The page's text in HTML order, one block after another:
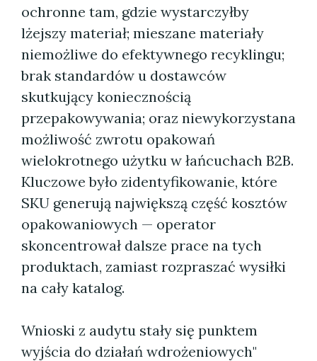
ochronne tam, gdzie wystarczyłby
lżejszy materiał; mieszane materiały
niemożliwe do efektywnego recyklingu;
brak standardów u dostawców
skutkujący koniecznością
przepakowywania; oraz niewykorzystana
możliwość zwrotu opakowań
wielokrotnego użytku w łańcuchach B2B.
Kluczowe było zidentyfikowanie, które
SKU generują największą część kosztów
opakowaniowych — operator
skoncentrował dalsze prace na tych
produktach, zamiast rozpraszać wysiłki
na cały katalog.
Wnioski z audytu stały się punktem
wyjścia do działań wdrożeniowych"